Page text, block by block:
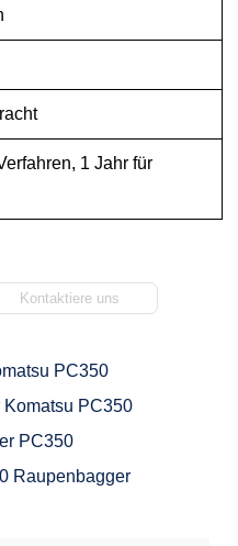
1 Jahr für
Kontaktiere uns
PC350
PC350
PC350
Raupenbagger